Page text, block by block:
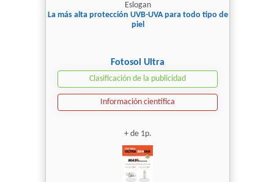
Eslogan
La más alta protección UVB-UVA para todo tipo de
piel
Fotosol Ultra
Clasificación de la publicidad
Información científica
+ de 1p.